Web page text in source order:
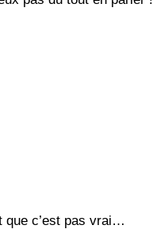
que c’est pas vrai…